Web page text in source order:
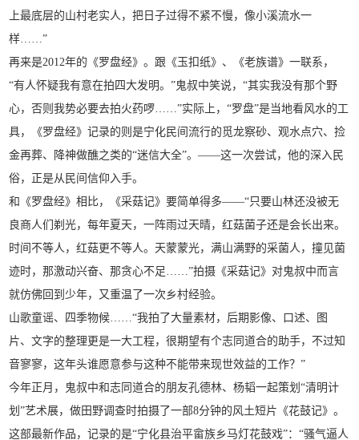
上最底层的山村老实人，把日子过得不紧不慢，像小溪流水一
样……”
再来是2012年的《罗盘经》。跟《玉扣纸》、《老族谱》一联系，
“有人怀疑我有意在拍四大发明。”鬼叔中笑说，“其实我没有那个野
心，否则我势必要去拍火药啰……”实际上，“罗盘”是当地看风水的工
具，《罗盘经》记录的则是宁化民间流行的觅龙察砂、观水点穴、捡
金再葬、降神做醮之类的“迷信大全”。——这一次尝试，他的深入民
俗，正是从民间信仰入手。
和《罗盘经》相比，《采菇记》要简单得多——“只要山林还没被无
良商人们剃光，每年夏天，一阵雨过天晴，红菇菌子还是会长出来。
时间不等人，红菇更不等人。天蒙蒙光，满山满野的采菌人，撞见菌
迹时，那激动兴奋、那贪心不足……”拍摄《采菇记》对鬼叔中而言
就仿佛回到少年，又重温了一次乡村经验。
山歌童谣、四季物候……“我拍了大量素材，后期影像、口述、图
片、文字的整理更是一大工程，很期望有个志同道合的助手，不过知
音寥寥，这年头谁愿意参与这种不能带来现世效益的工作？”
今年正月，鬼叔中和志同道合的朋友孔德林、杨韬一起策划“清明计
划”艺术展，做田野调查时拍摄了一部8分钟的风土短片《花鼓记》。
这部最新作品，记录的是“宁化县治平畲族乡马灯花鼓戏”：“骚气逼人